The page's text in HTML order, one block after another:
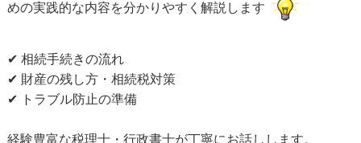
めの実践的な内容を分かりやすく解説します
✔ 相続手続きの流れ
✔ 財産の残し方・相続税対策
✔ トラブル防止の準備
経験豊富な税理士・行政書士が丁寧にお話しします。